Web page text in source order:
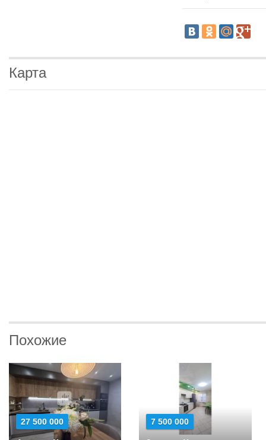
Карта
Похожие
27 500 000 7 500 000